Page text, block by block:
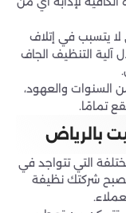
يتسبب في إتلاف
آلية التنظيف الجاف
السنوات والعهود،
تمامًا.
بالرياض
التي تتواجد في
تصبح شركتك نظيفة